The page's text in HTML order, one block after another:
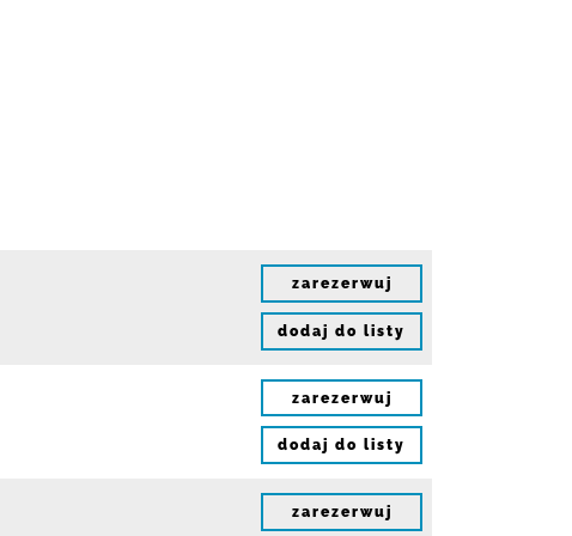
zarezerwuj
dodaj do listy
zarezerwuj
dodaj do listy
zarezerwuj